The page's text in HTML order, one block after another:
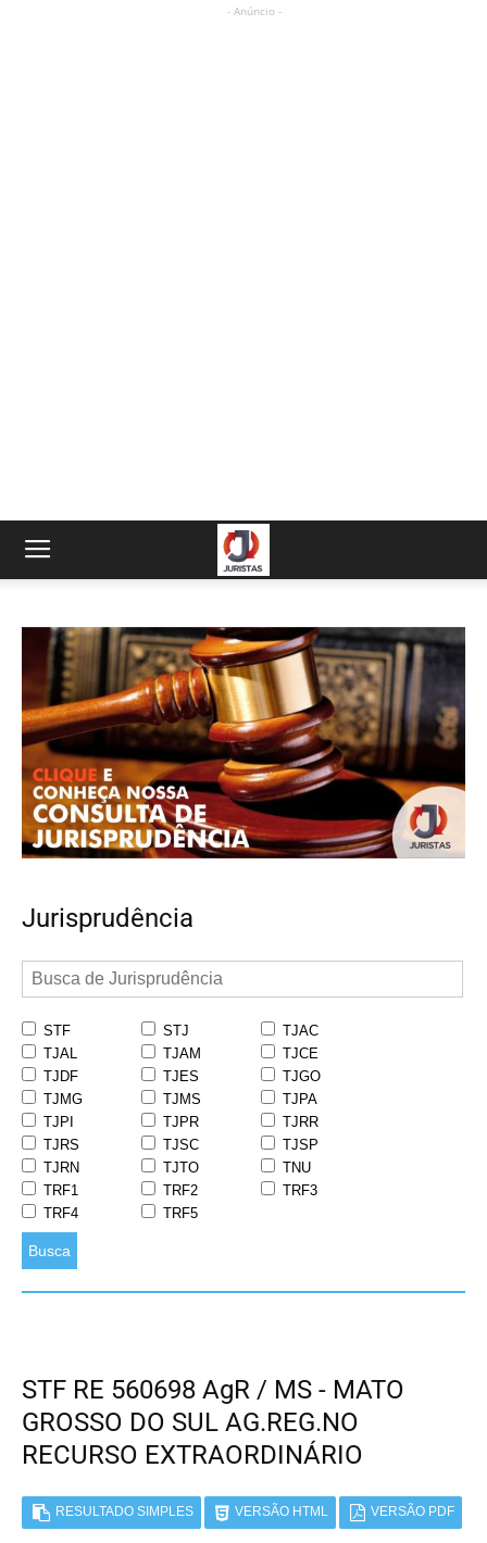
- Anúncio -
Jurisprudência
STF STJ
TJAC
TJAL
TJAM
TJCE
TJDF
TJES
TJGO
TJMG
TJMS
TJPA
TJPI
TJPR
TJRR
TJRS
TJSC
TJSP
TJRN
TJTO
TNU
TRF1
TRF2
TRF3
TRF4
TRF5
Busca
STF RE 560698 AgR / MS - MATO
GROSSO DO SUL AG.REG.NO
RECURSO EXTRAORDINÁRIO
RESULTADO SIMPLES VERSÃO HTML VERSÃO PDF